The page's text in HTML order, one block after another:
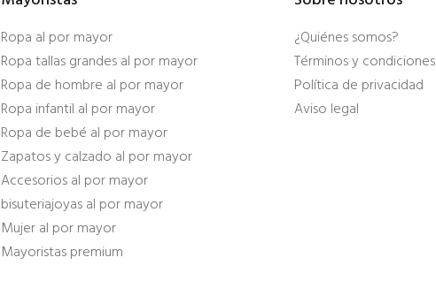
Ropa al por mayor
Ropa tallas grandes al por mayor
Ropa de hombre al por mayor
Ropa infantil al por mayor
Ropa de bebé al por mayor
Zapatos y calzado al por mayor
Accesorios al por mayor
bisuteriajoyas al por mayor
Mujer al por mayor
Mayoristas premium
¿Quiénes somos?
Términos y condiciones
Política de privacidad
Aviso legal